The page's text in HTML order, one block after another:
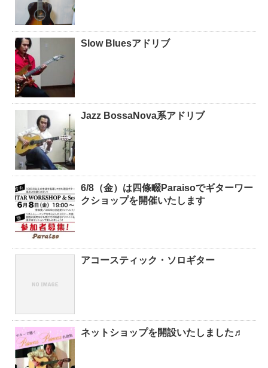
Slow Bluesアドリブ
Jazz BossaNova系アドリブ
6/8（金）は四條畷Paraisoでギターワー
クショップを開催いたします
アコースティック・ソロギター
ネットショップを開設いたしました♬